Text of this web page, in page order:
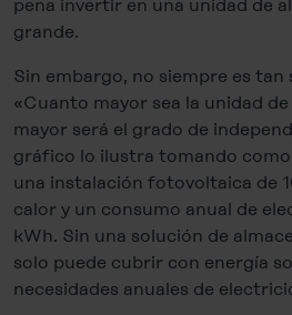
pena invertir en una unidad de
grande.
Sin embargo, no siempre es tan
«Cuanto mayor sea la unidad
mayor será el grado de
gráfico lo ilustra tomando
una instalación fotovoltaica de
calor y un consumo anual de
kWh. Sin una solución de
solo puede cubrir con energía
necesidades anuales de